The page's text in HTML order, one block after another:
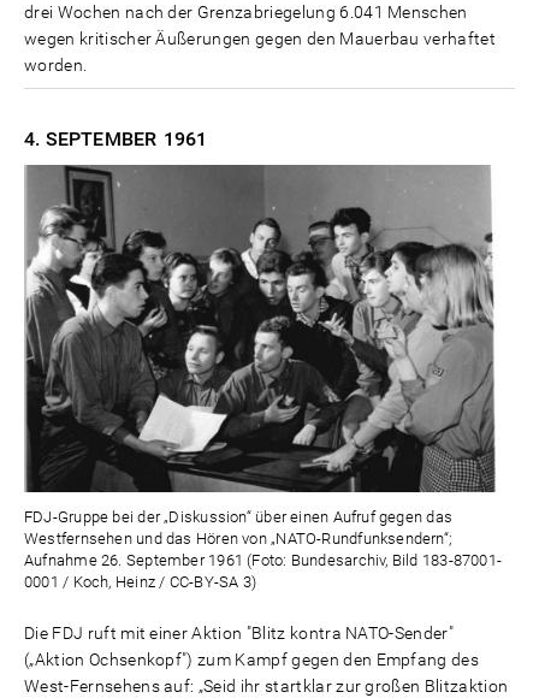
drei Wochen nach der Grenzabriegelung 6.041 Menschen
wegen kritischer Äußerungen gegen den Mauerbau verhaftet
worden.
4. SEPTEMBER 1961
FDJ-Gruppe bei der „Diskussion“ über einen Aufruf gegen das
Westfernsehen und das Hören von „NATO-Rundfunksendern“;
Aufnahme 26. September 1961 (Foto: Bundesarchiv, Bild 183-87001-
0001 / Koch, Heinz / CC-BY-SA 3)
Die FDJ ruft mit einer Aktion "Blitz kontra NATO-Sender"
(„Aktion Ochsenkopf") zum Kampf gegen den Empfang des
West-Fernsehens auf: „Seid ihr startklar zur großen Blitzaktion